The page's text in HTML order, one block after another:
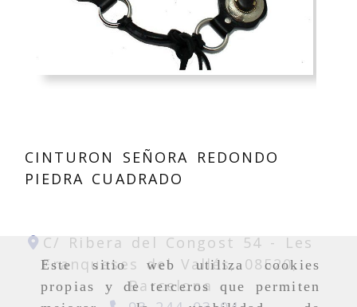
Este sitio web utiliza cookies
propias y de terceros que permiten
CINTURON SEÑORA REDONDO
PIEDRA CUADRADO
C/ Ribera del Congost 54 -
Les
Franqueses del Vallés, 08520,
Barcelona